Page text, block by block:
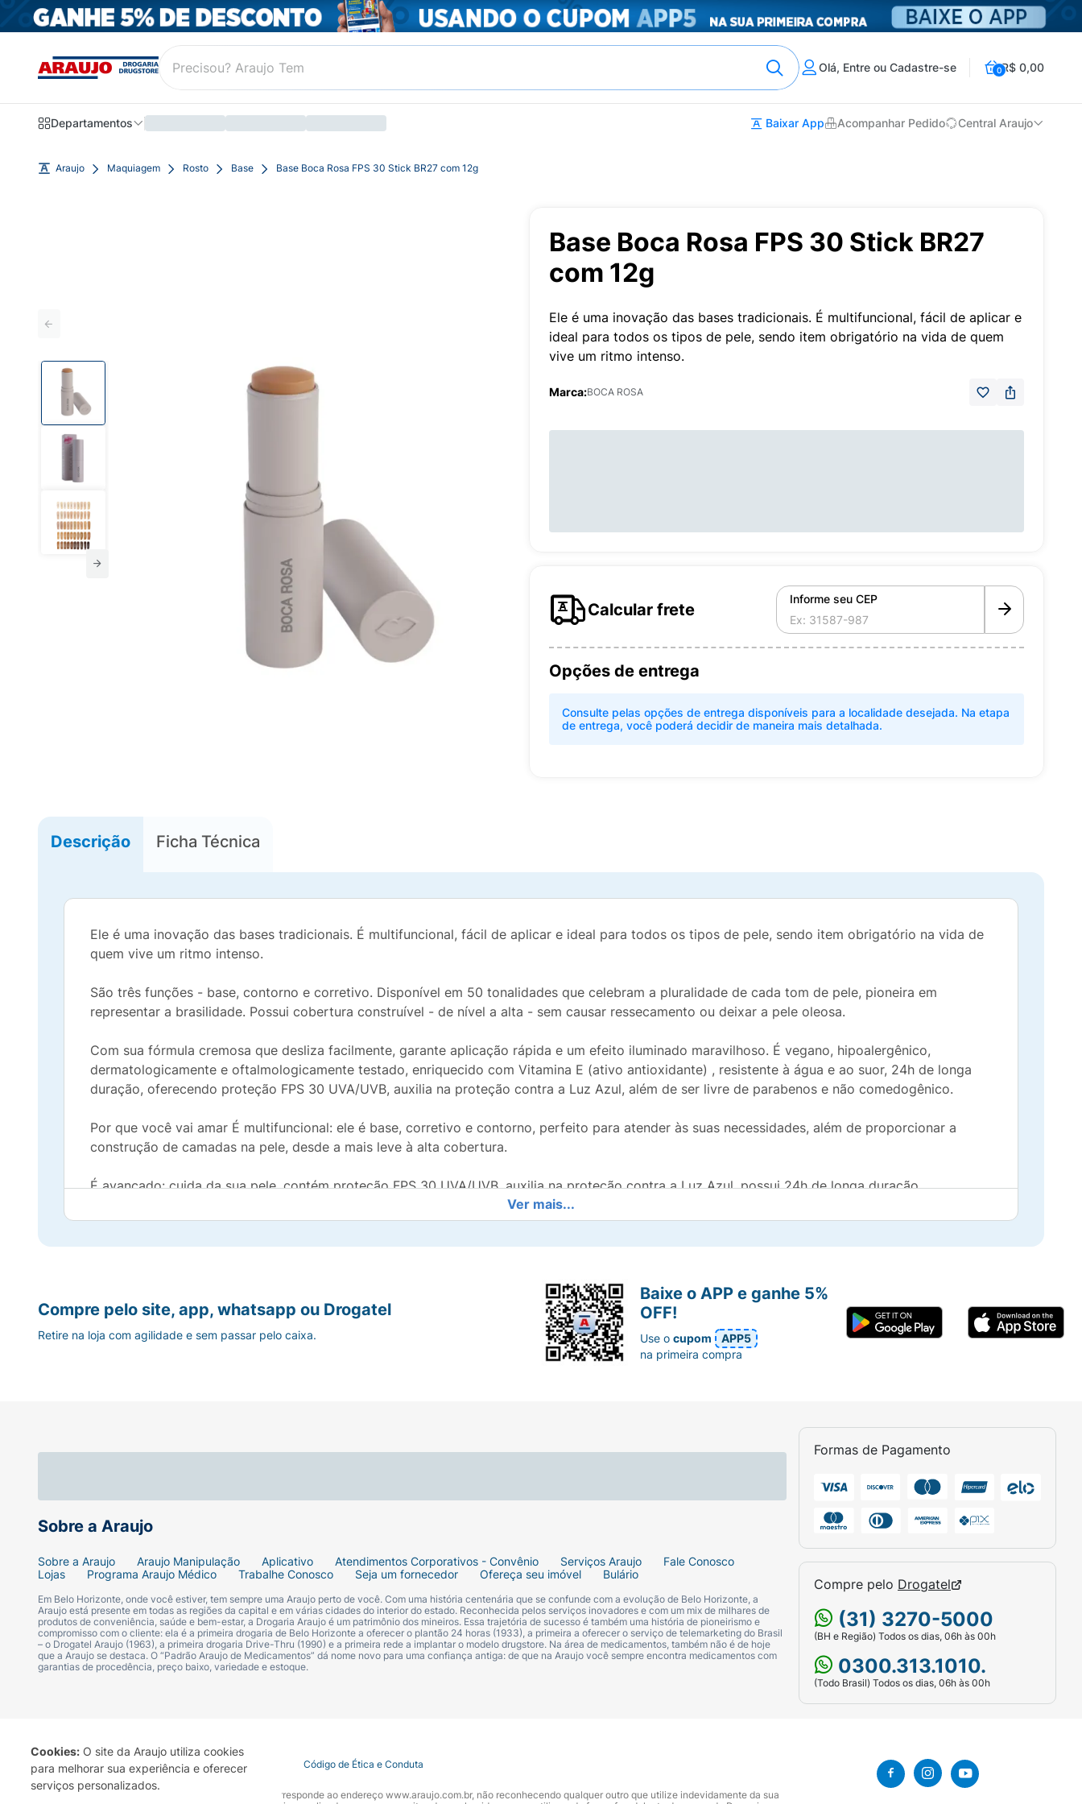
Cookies: O site da Araujo utiliza cookies
para melhorar sua experiência e oferecer
serviços personalizados.
Olá, Entre ou Cadastre-se 0R$ 0,00
Departamentos Baixar App Acompanhar Pedido Central Araujo
Araujo Maquiagem Rosto Base Base Boca Rosa FPS 30 Stick BR27 com 12g
Base Boca Rosa FPS 30 Stick BR27
com 12g
Ele é uma inovação das bases tradicionais. É multifuncional, fácil de aplicar e
ideal para todos os tipos de pele, sendo item obrigatório na vida de quem
vive um ritmo intenso.
Marca:BOCA ROSA
Calcular frete
Informe seu CEP
Opções de entrega
Consulte pelas opções de entrega disponíveis para a localidade desejada. Na etapa
de entrega, você poderá decidir de maneira mais detalhada.
Descrição Ficha Técnica
Ele é uma inovação das bases tradicionais. É multifuncional, fácil de aplicar e ideal para todos os tipos de pele, sendo item obrigatório na vida de
quem vive um ritmo intenso.
São três funções - base, contorno e corretivo. Disponível em 50 tonalidades que celebram a pluralidade de cada tom de pele, pioneira em
representar a brasilidade. Possui cobertura construível - de nível a alta - sem causar ressecamento ou deixar a pele oleosa.
Com sua fórmula cremosa que desliza facilmente, garante aplicação rápida e um efeito iluminado maravilhoso. É vegano, hipoalergênico,
dermatologicamente e oftalmologicamente testado, enriquecido com Vitamina E (ativo antioxidante) , resistente à água e ao suor, 24h de longa
duração, oferecendo proteção FPS 30 UVA/UVB, auxilia na proteção contra a Luz Azul, além de ser livre de parabenos e não comedogênico.
Por que você vai amar É multifuncional: ele é base, corretivo e contorno, perfeito para atender às suas necessidades, além de proporcionar a
construção de camadas na pele, desde a mais leve à alta cobertura.
É avançado: cuida da sua pele, contém proteção FPS 30 UVA/UVB, auxilia na proteção contra a Luz Azul, possui 24h de longa duração,
enriquecido com vitamina E (ativo antioxidante) e livre de parabenos.
É fácil de aplicar: ideal para quem tem uma rotina intensa, possui textura cremosa que desliza facilmente e oferece um acabamento glow natural.
Somos uma empresa certificada pela PETA, uma organização sem fins lucrativos que atua de forma global no combate à crueldade animal. Estes
são pilares fundamentais da filosofia de nossa empresa e demonstram o nosso compromisso com a ética.
O Stick Pele é multifuncional: Para uniformizar, use um tom que combine com a sua pele. Para realçar áreas específicas e adicionar luminosidade,
Ver mais...
Sobre a Araujo
Sobre a Araujo Araujo Manipulação Aplicativo Atendimentos Corporativos - Convênio Serviços Araujo
Fale Conosco
Lojas
Programa Araujo Médico Trabalhe Conosco Seja um fornecedor Ofereça seu imóvel Bulário
Em Belo Horizonte, onde você estiver, tem sempre uma Araujo perto de você. Com uma história centenária que se confunde com a evolução de Belo Horizonte, a
Araujo está presente em todas as regiões da capital e em várias cidades do interior do estado. Reconhecida pelos serviços inovadores e com um mix de milhares de
produtos de conveniência, saúde e bem-estar, a Drogaria Araujo é um patrimônio dos mineiros. Essa trajetória de sucesso é também uma história de pioneirismo e
compromisso com o cliente: ela é a primeira drogaria de Belo Horizonte a oferecer o plantão 24 horas (1933), a primeira a oferecer o serviço de telemarketing do Brasil
– o Drogatel Araujo (1963), a primeira drogaria Drive-Thru (1990) e a primeira rede a implantar o modelo drugstore. Na área de medicamentos, também não é de hoje
que a Araujo se destaca. O “Padrão Araujo de Medicamentos” dá nome novo para uma confiança antiga: de que na Araujo você sempre encontra medicamentos com
garantias de procedência, preço baixo, variedade e estoque.
Formas de Pagamento
Compre pelo Drogatel
(31) 3270-5000
(BH e Região) Todos os dias, 06h às 00h
0300.313.1010.
(Todo Brasil) Todos os dias, 06h às 00h
Compre pelo site, app, whatsapp ou Drogatel
Retire na loja com agilidade e sem passar pelo caixa.
Baixe o APP e ganhe 5%
OFF!
Use ocupom
APP5
na primeira compra
Termo de Uso Portal da Privacidade Covid-19 Código de Ética e Conduta
A Drogaria Araujo S/A informa que o seu site oficial corresponde ao endereço www.araujo.com.br, não reconhecendo qualquer outro que utilize indevidamente da sua